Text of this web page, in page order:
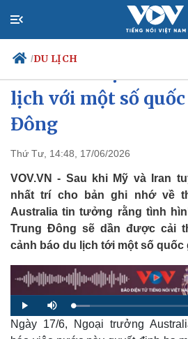
/DU LỊCH
Chính trị
Đảng
Quốc hội
Nhận diện sự thật
Biển
lịch với một số
Đông
Thứ Tư, 14:48, 17/06/2026
VOV.VN - Sau khi Mỹ và Iran
nhất trí cho bản ghi nhớ về
Australia tin tưởng rằng tình
Trung Đông sẽ dần được cải
cảnh báo du lịch tới một số
P
l
a
y
M
u
t
e
L
o
a
d
Ngày 17/6, Ngoại trưởng